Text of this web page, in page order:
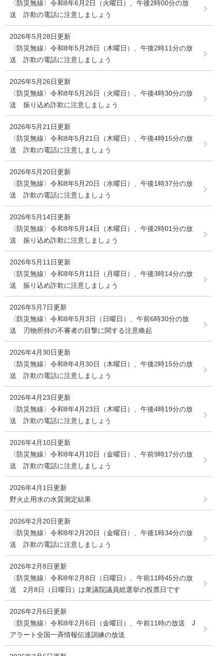
〈防災無線〉令和8年6月2日（火曜日）、午後2時00分の放
送 詐欺の電話に注意しましょう
2026年5月28日更新
〈防災無線〉令和8年5月28日（木曜日）、午後2時11分の放
送 詐欺の電話に注意しましょう
2026年5月26日更新
〈防災無線〉令和8年5月26日（火曜日）、午後4時30分の放
送 振り込め詐欺に注意しましょう
2026年5月21日更新
〈防災無線〉令和8年5月21日（木曜日）、午後4時15分の放
送 詐欺の電話に注意しましょう
2026年5月20日更新
〈防災無線〉令和8年5月20日（水曜日）、午後1時37分の放
送 詐欺の電話に注意しましょう
2026年5月14日更新
〈防災無線〉令和8年5月14日（木曜日）、午後2時01分の放
送 振り込め詐欺に注意しましょう
2026年5月11日更新
〈防災無線〉令和8年5月11日（月曜日）、午後3時14分の放
送 振り込め詐欺に注意しましょう
2026年5月7日更新
〈防災無線〉令和8年5月3日（日曜日）、午前6時30分の放
送 刃物所持の不審者の目撃に関する注意喚起
2026年4月30日更新
〈防災無線〉令和8年4月30日（木曜日）、午後2時15分の放
送 詐欺の電話に注意しましょう
2026年4月23日更新
〈防災無線〉令和8年4月23日（木曜日）、午後4時19分の放
送 詐欺の電話に注意しましょう
2026年4月10日更新
〈防災無線〉令和8年4月10日（金曜日）、午前9時17分の放
送 詐欺の電話に注意しましょう
2026年4月1日更新
野火止用水の水質測定結果
2026年2月20日更新
〈防災無線〉令和8年2月20日（金曜日）、午後1時34分の放
送 詐欺の電話に注意しましょう
2026年2月8日更新
〈防災無線〉令和8年2月8日（日曜日）、午前11時45分の放
送 2月8日（日曜日）は衆議院議員総選挙の投票日です
2026年2月6日更新
〈防災無線〉令和8年2月6日（金曜日）、午前11時の放送 J
アラート全国一斉情報伝達訓練の放送